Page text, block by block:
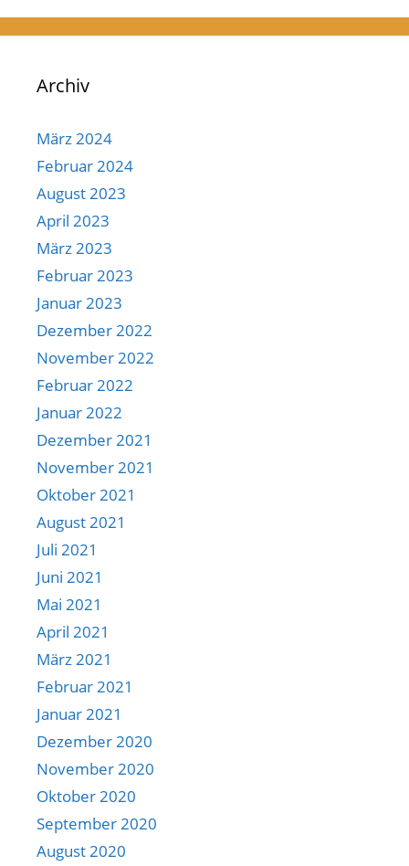
Archiv
März 2024
Februar 2024
August 2023
April 2023
März 2023
Februar 2023
Januar 2023
Dezember 2022
November 2022
Februar 2022
Januar 2022
Dezember 2021
November 2021
Oktober 2021
August 2021
Juli 2021
Juni 2021
Mai 2021
April 2021
März 2021
Februar 2021
Januar 2021
Dezember 2020
November 2020
Oktober 2020
September 2020
August 2020